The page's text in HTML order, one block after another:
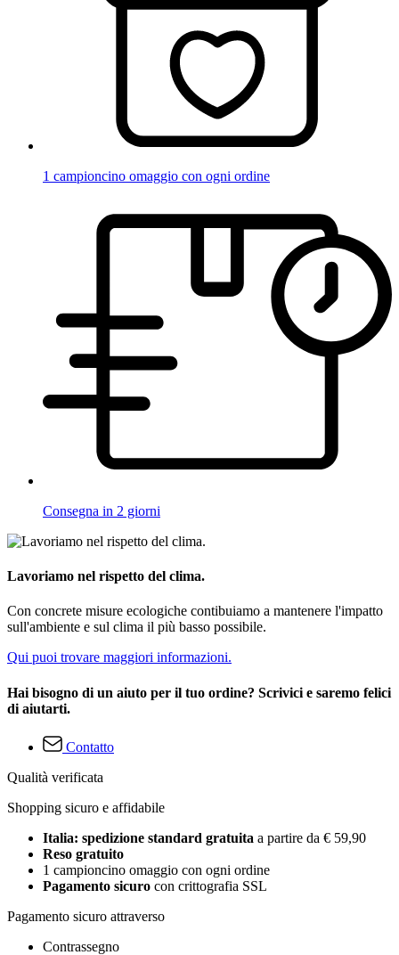
1 campioncino omaggio con ogni ordine
Consegna in 2 giorni
Lavoriamo nel rispetto del clima.
Con concrete misure ecologiche contibuiamo a mantenere l'impatto
sull'ambiente e sul clima il più basso possibile.
Qui puoi trovare maggiori informazioni.
Hai bisogno di un aiuto per il tuo ordine? Scrivici e saremo felici
di aiutarti.
Contatto
Qualità verificata
Shopping sicuro e affidabile
Italia: spedizione standard gratuita a partire da € 59,90
Reso gratuito
1 campioncino omaggio con ogni ordine
Pagamento sicuro con crittografia SSL
Pagamento sicuro attraverso
Contrassegno